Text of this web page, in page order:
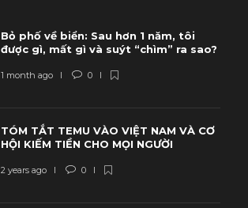
Bỏ phố về biển: Sau hơn 1 năm, tôi
được gì, mất gì và suýt “chìm” ra sao?
1 month ago 0
TÓM TẮT TEMU VÀO VIỆT NAM VÀ CƠ
HỘI KIẾM TIỀN CHO MỌI NGƯỜI
2 years ago 0